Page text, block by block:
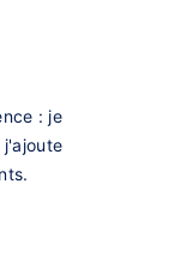
: je
j'ajoute